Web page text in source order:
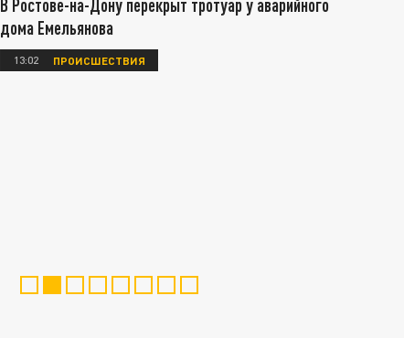
В Ростове-на-Дону перекрыт тротуар у аварийного
дома Емельянова
13:02 ПРОИСШЕСТВИЯ